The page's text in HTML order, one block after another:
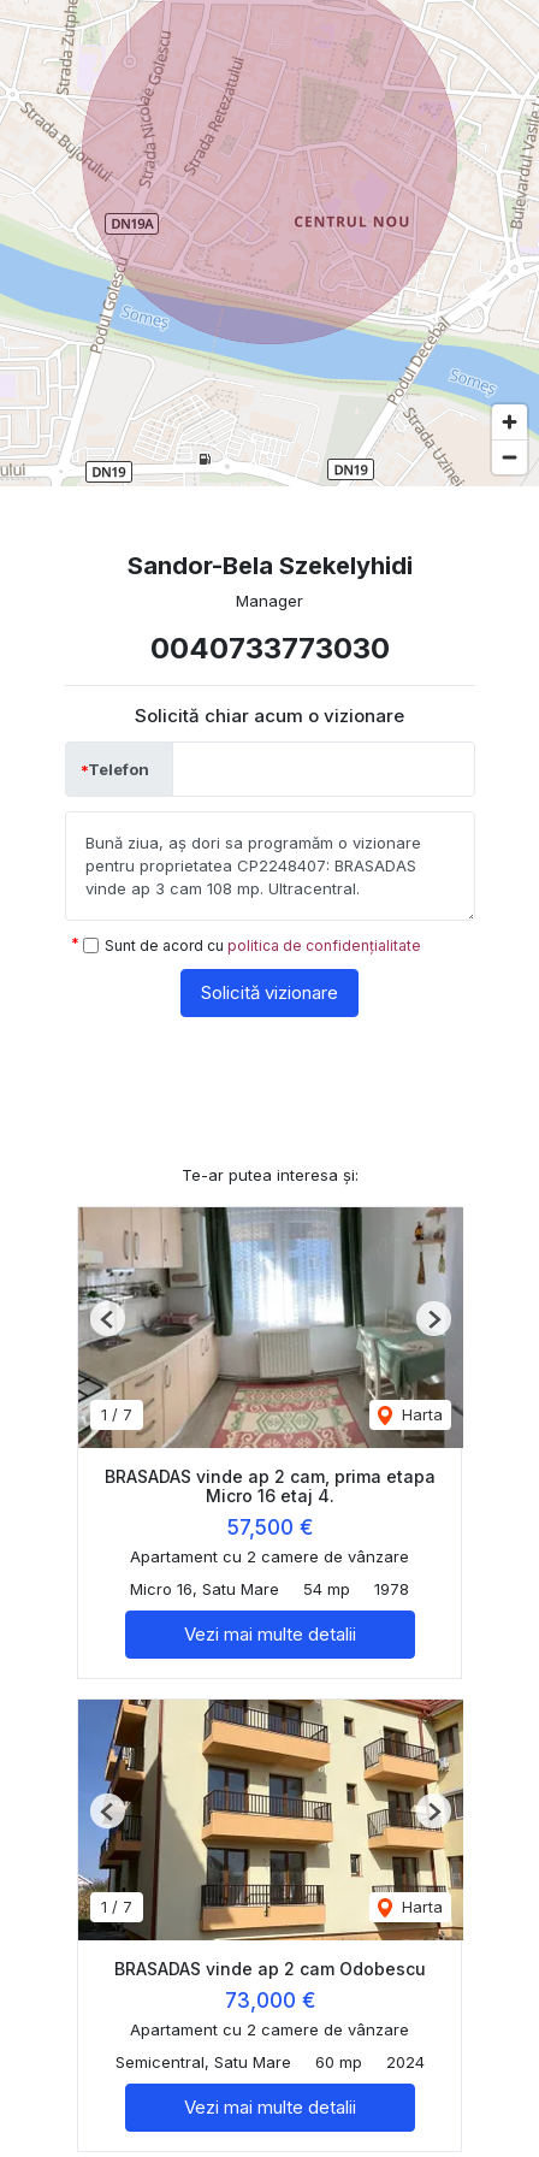
Sandor-Bela Szekelyhidi
Manager
0040733773030
Solicită chiar acum o vizionare
Telefon
Sunt de acord cu politica de confidențialitate
Solicită vizionare
Te-ar putea interesa și:
1 / 7 Harta
Previous Next
BRASADAS vinde ap 2 cam, prima etapa
Micro 16 etaj 4.
57,500 €
Apartament cu 2 camere de vânzare
Micro 16, Satu Mare
54 mp 1978
Vezi mai multe detalii
1 / 7 Harta
Previous Next
BRASADAS vinde ap 2 cam Odobescu
73,000 €
Apartament cu 2 camere de vânzare
Semicentral, Satu Mare
60 mp 2024
Vezi mai multe detalii